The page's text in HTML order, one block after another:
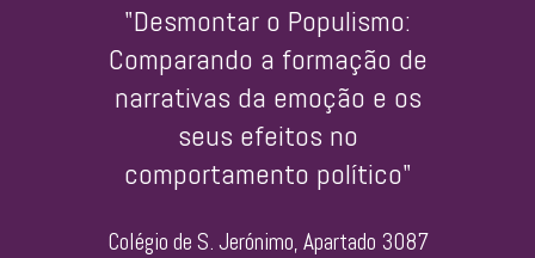
"Desmontar o Populismo:
Comparando a formação de
narrativas da emoção e os
seus efeitos no
comportamento político"
Colégio de S. Jerónimo, Apartado 3087